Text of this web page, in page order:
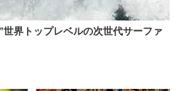
世界トップレベルの次世代サーファ